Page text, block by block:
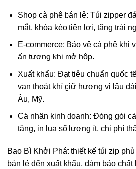
Shop cà phê bán lẻ: Túi zipper
mắt, khóa kéo tiện lợi, tăng trải
E-commerce: Bảo vệ cà phê khi
ấn tượng khi mở hộp.
Xuất khẩu: Đạt tiêu chuẩn quốc
van thoát khí giữ hương vị lâu
Âu, Mỹ.
Cá nhân kinh doanh: Đóng gói
tặng, in lụa số lượng ít, chi phí
Bao Bì Khởi Phát thiết kế túi zip
bán lẻ đến xuất khẩu, đảm bảo